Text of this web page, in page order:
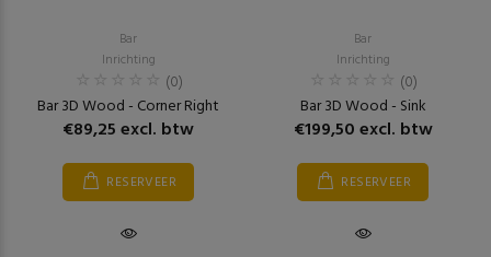
Bar
Inrichting
(0)
Bar 3D Wood - Corner Right
€89,25 excl. btw
RESERVEER
Bar
Inrichting
(0)
Bar 3D Wood - Sink
€199,50 excl. btw
RESERVEER